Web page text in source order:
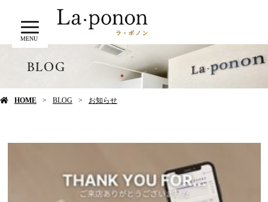
MENU
BLOG
HOME BLOG お知らせ